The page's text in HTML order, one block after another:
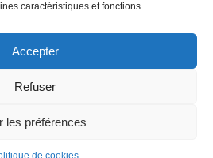
caractéristiques et fonctions.
Accepter
Refuser
les préférences
de cookies
859